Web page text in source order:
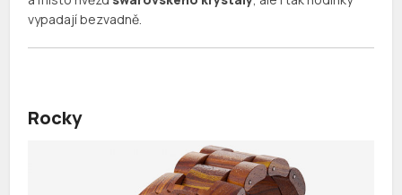
vypadají bezvadně.
Rocky